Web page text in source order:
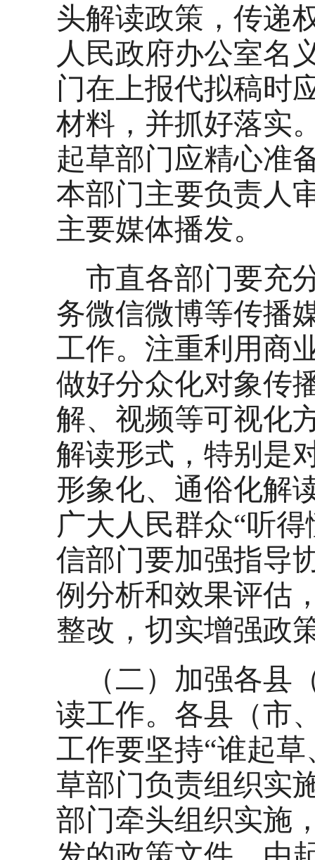
头解读政策，传递
人民政府办公室名
门在上报代拟稿时
材料，并抓好落实
起草部门应精心准
本部门主要负责人
主要媒体播发。
市直各部门要充
务微信微博等传播
工作。注重利用商
做好分众化对象传
解、视频等可视化
解读形式，特别是
形象化、通俗化解
广大人民群众“听
信部门要加强指导
例分析和效果评估
整改，切实增强政
（二）加强各县
读工作。各县（市
工作要坚持“谁起
草部门负责组织实
部门牵头组织实施